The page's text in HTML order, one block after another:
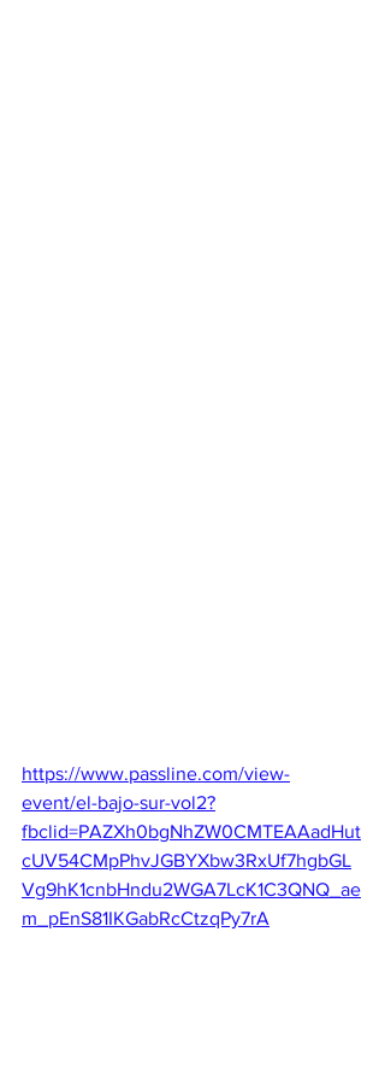
https://www.passline.com/view-
event/el-bajo-sur-vol2?
fbclid=PAZXh0bgNhZW0CMTEAAadHut
cUV54CMpPhvJGBYXbw3RxUf7hgbGL
Vg9hK1cnbHndu2WGA7LcK1C3QNQ_ae
m_pEnS81IKGabRcCtzqPy7rA